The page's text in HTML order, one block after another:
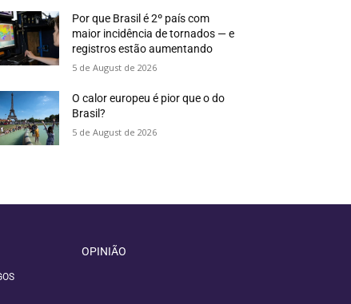
Por que Brasil é 2º país com
maior incidência de tornados — e
registros estão aumentando
5 de August de 2026
O calor europeu é pior que o do
Brasil?
5 de August de 2026
OPINIÃO